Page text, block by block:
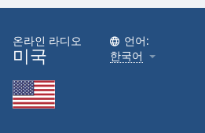
온라인 라디오
미국
언어:
한국어